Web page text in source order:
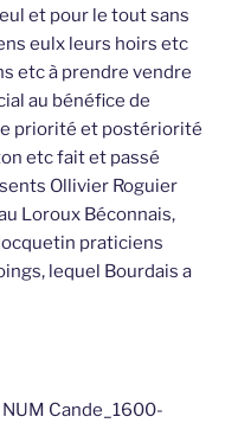
et pour le tout sans
eulx leurs hoirs etc
etc à prendre vendre
au bénéfice de
priorité et postériorité
etc fait et passé
Ollivier Roguier
Loroux Béconnais,
praticiens
lequel Bourdais a
Cande_1600-